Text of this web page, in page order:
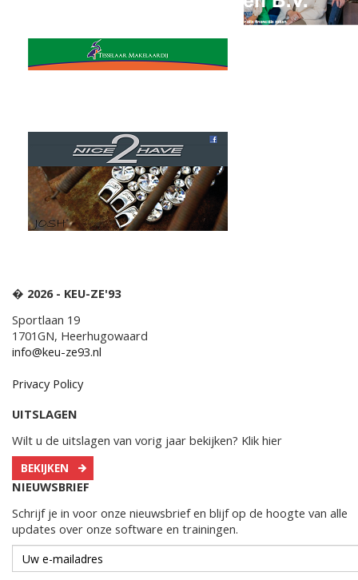
� 2026 - KEU-ZE'93
Sportlaan 19
1701GN, Heerhugowaard
info@keu-ze93.nl
Privacy Policy
UITSLAGEN
Wilt u de uitslagen van vorig jaar bekijken? Klik hier
BEKIJKEN
NIEUWSBRIEF
Schrijf je in voor onze nieuwsbrief en blijf op de hoogte van alle
updates over onze software en trainingen.